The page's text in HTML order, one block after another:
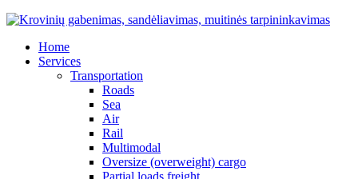
Home
Services
Transportation
Roads
Sea
Air
Rail
Multimodal
Oversize (overweight) cargo
Partial loads freight